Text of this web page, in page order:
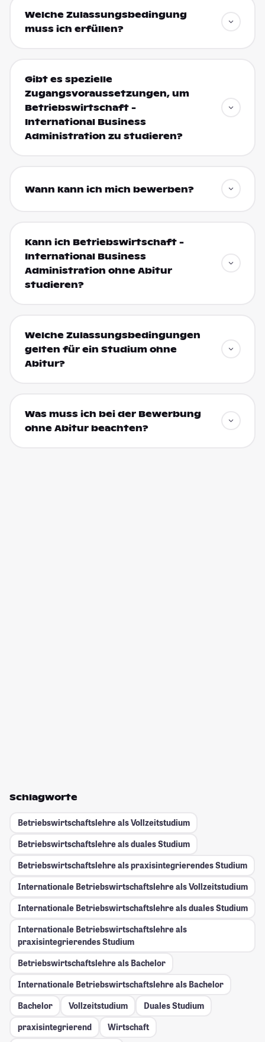
Welche Zulassungsbedingung
muss ich erfüllen?
Gibt es spezielle
Zugangsvoraussetzungen, um
Betriebswirtschaft -
International Business
Administration zu studieren?
Wann kann ich mich bewerben?
Kann ich Betriebswirtschaft -
International Business
Administration ohne Abitur
studieren?
Welche Zulassungsbedingungen
gelten für ein Studium ohne
Abitur?
Was muss ich bei der Bewerbung
ohne Abitur beachten?
Schlagworte
Betriebswirtschaftslehre als Vollzeitstudium
Betriebswirtschaftslehre als duales Studium
Betriebswirtschaftslehre als praxisintegrierendes Studium
Internationale Betriebswirtschaftslehre als Vollzeitstudium
Internationale Betriebswirtschaftslehre als duales Studium
Internationale Betriebswirtschaftslehre als
praxisintegrierendes Studium
Betriebswirtschaftslehre als Bachelor
Internationale Betriebswirtschaftslehre als Bachelor
Bachelor
Vollzeitstudium
Duales Studium
praxisintegrierend
Wirtschaft